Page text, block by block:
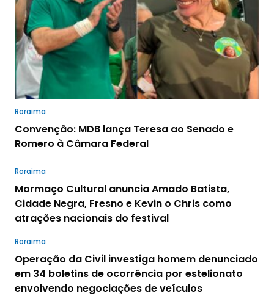
Roraima
Convenção: MDB lança Teresa ao Senado e
Romero à Câmara Federal
Roraima
Mormaço Cultural anuncia Amado Batista,
Cidade Negra, Fresno e Kevin o Chris como
atrações nacionais do festival
Roraima
Operação da Civil investiga homem denunciado
em 34 boletins de ocorrência por estelionato
envolvendo negociações de veículos